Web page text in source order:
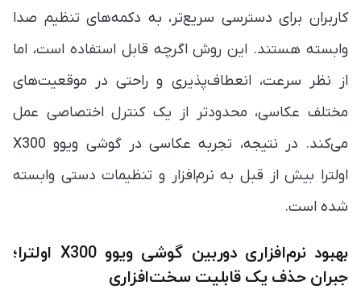
کاربران برای دسترسی سریع‌تر، به دکمه‌های تنظیم صدا
وابسته هستند. این روش اگرچه قابل استفاده است، اما
از نظر سرعت، انعطاف‌پذیری و راحتی در موقعیت‌های
مختلف عکاسی، محدودتر از یک کنترل اختصاصی عمل
می‌کند. در نتیجه، تجربه عکاسی در گوشی ویوو X300
اولترا بیش از قبل به نرم‌افزار و تنظیمات دستی وابسته
شده است.
بهبود نرم‌افزاری دوربین گوشی ویوو X300 اولترا؛
جبران حذف یک قابلیت سخت‌افزاری